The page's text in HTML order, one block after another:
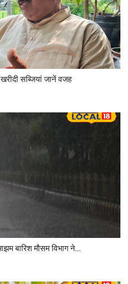
सब्जियां जानें वजह
बारिश मौसम विभाग ने...